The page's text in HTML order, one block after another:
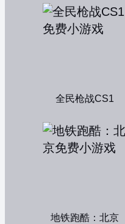
全民枪战CS1
地铁跑酷：北京